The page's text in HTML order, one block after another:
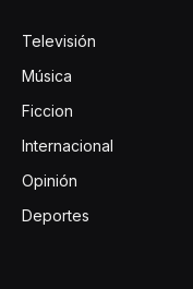
Televisión
Música
Ficcion
Internacional
Opinión
Deportes